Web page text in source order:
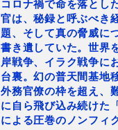
コロナ禍で命を落とし
官は、秘録と呼ぶべき
題、そして真の脅威に
書き遺していた。世界
岸戦争、イラク戦争に
台裏。幻の普天間基
外務官僚の枠を超え、
に自ら飛び込み続けた
による圧巻のノンフィ